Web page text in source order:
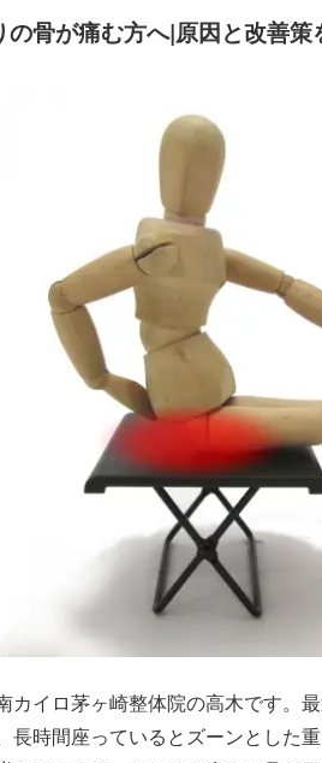
の骨が痛む方へ|原因と改善策
カイロ茅ヶ崎整体院の高木です。
長時間座っているとズーンとした